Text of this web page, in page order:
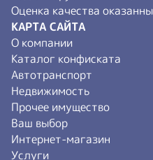
Оценка качества
КАРТА САЙТА
О компании
Каталог конфиската
Автотранспорт
Недвижимость
Прочее имущество
Ваш выбор
Интернет-магазин
Услуги